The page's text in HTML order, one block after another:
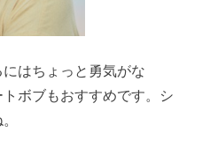
はちょっと勇気がな
ボブもおすすめです。シ